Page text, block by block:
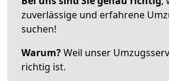
zuverlässige und erfahrene
suchen!
Warum?Weil unser
richtig ist.